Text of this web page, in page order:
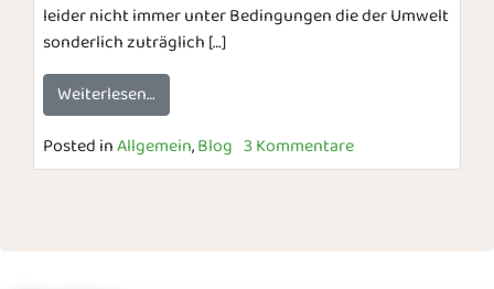
leider nicht immer unter Bedingungen die der Umwelt
sonderlich zuträglich […]
Weiterlesen…
Posted inAllgemein,Blog 3 Kommentare